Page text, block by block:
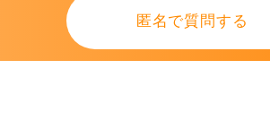
匿名で質問する